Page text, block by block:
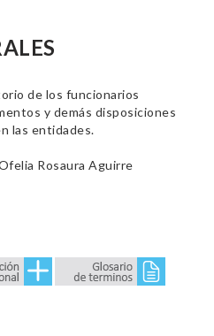
de los funcionarios
y demás disposiciones
las entidades.
Rosaura Aguirre